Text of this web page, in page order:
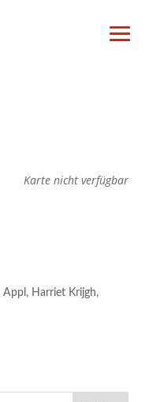
Karte nicht verfügbar
Harriet Krijgh,